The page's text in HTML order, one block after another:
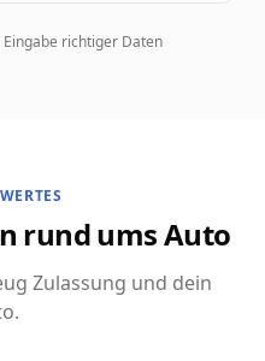
richtiger Daten
rund ums Auto
Zulassung und dein